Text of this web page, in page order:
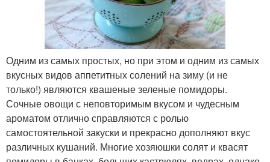
Одним из самых простых, но при этом и одним из самых
вкусных видов аппетитных солений на зиму (и не
только!) являются квашеные зеленые помидоры.
Сочные овощи с неповторимым вкусом и чудесным
ароматом отлично справляются с ролью
самостоятельной закуски и прекрасно дополняют вкус
различных кушаний. Многие хозяюшки солят и квасят